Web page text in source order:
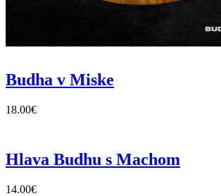
Budha v Miske
18.00€
Hlava Budhu s Machom
14.00€